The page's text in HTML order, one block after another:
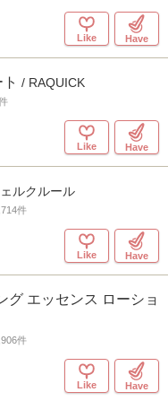
Like Have
/ RAQUICK
Like Have
ルクルール
件
Like Have
グ エッセンス ローショ
件
Like Have